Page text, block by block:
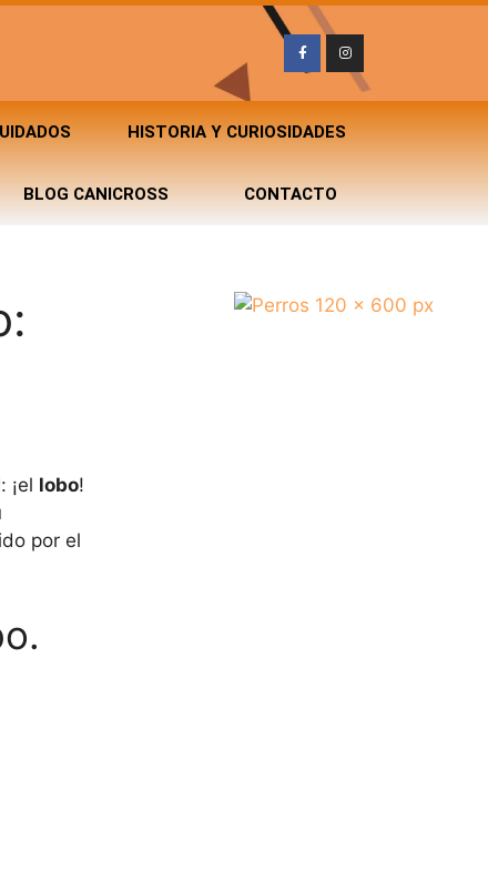
HISTORIA Y CURIOSIDADES
BLOG CANICROSS CONTACTO
¡el lobo!
por el